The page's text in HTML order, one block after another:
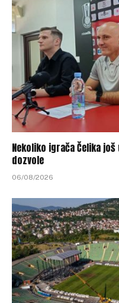
Nekoliko igrača Čelika
dozvole
06/08/2026